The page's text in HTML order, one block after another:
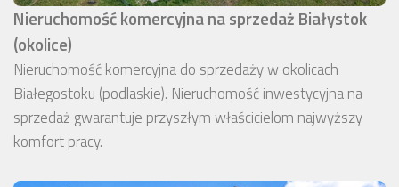
Nieruchomość komercyjna na sprzedaż Białystok
(okolice)
Nieruchomość komercyjna do sprzedaży w okolicach
Białegostoku (podlaskie). Nieruchomość inwestycyjna na
sprzedaż gwarantuje przyszłym właścicielom najwyższy
komfort pracy.